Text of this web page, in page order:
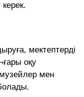
мектептерді
оқу
мен